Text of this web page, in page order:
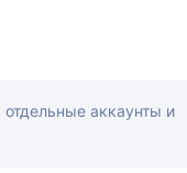
аккаунты и